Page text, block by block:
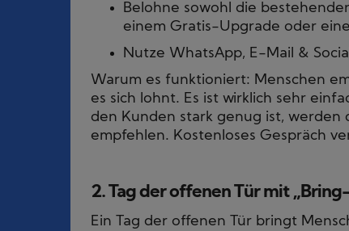
Belohne sowohl die
einem Gratis-Upgrade oder
Nutze WhatsApp, E-Mail &
Warum es funktioniert: Menschen
es sich lohnt. Es ist wirklich sehr
den Kunden stark genug ist, werden
empfehlen. Kostenloses Gespräch
2. Tag der offenen Tür mit
Ein Tag der offenen Tür bringt